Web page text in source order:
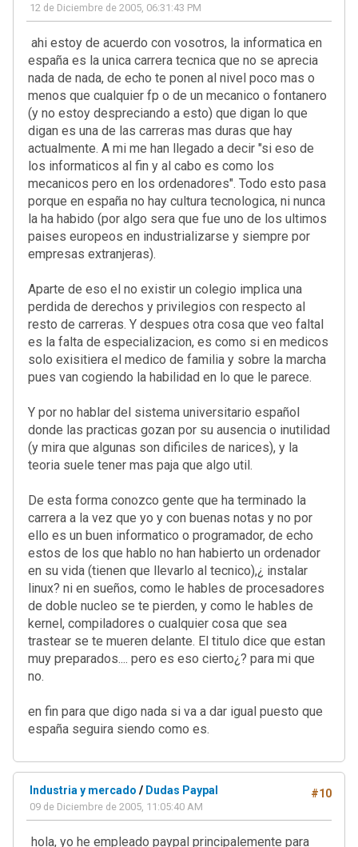
12 de Diciembre de 2005, 06:31:43 PM
ahi estoy de acuerdo con vosotros, la informatica en
españa es la unica carrera tecnica que no se aprecia
nada de nada, de echo te ponen al nivel poco mas o
menos que cualquier fp o de un mecanico o fontanero
(y no estoy despreciando a esto) que digan lo que
digan es una de las carreras mas duras que hay
actualmente. A mi me han llegado a decir "si eso de
los informaticos al fin y al cabo es como los
mecanicos pero en los ordenadores". Todo esto pasa
porque en españa no hay cultura tecnologica, ni nunca
la ha habido (por algo sera que fue uno de los ultimos
paises europeos en industrializarse y siempre por
empresas extranjeras).
Aparte de eso el no existir un colegio implica una
perdida de derechos y privilegios con respecto al
resto de carreras. Y despues otra cosa que veo faltal
es la falta de especializacion, es como si en medicos
solo exisitiera el medico de familia y sobre la marcha
pues van cogiendo la habilidad en lo que le parece.
Y por no hablar del sistema universitario español
donde las practicas gozan por su ausencia o inutilidad
(y mira que algunas son dificiles de narices), y la
teoria suele tener mas paja que algo util.
De esta forma conozco gente que ha terminado la
carrera a la vez que yo y con buenas notas y no por
ello es un buen informatico o programador, de echo
estos de los que hablo no han habierto un ordenador
en su vida (tienen que llevarlo al tecnico),¿ instalar
linux? ni en sueños, como le hables de procesadores
de doble nucleo se te pierden, y como le hables de
kernel, compiladores o cualquier cosa que sea
trastear se te mueren delante. El titulo dice que estan
muy preparados.... pero es eso cierto¿? para mi que
no.
en fin para que digo nada si va a dar igual puesto que
españa seguira siendo como es.
#10
Industria y mercado / Dudas Paypal
09 de Diciembre de 2005, 11:05:40 AM
hola, yo he empleado paypal principalemente para